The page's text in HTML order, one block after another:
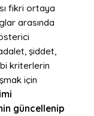
fikri ortaya
arasında
şiddet,
kriterlerin
için
güncellenip